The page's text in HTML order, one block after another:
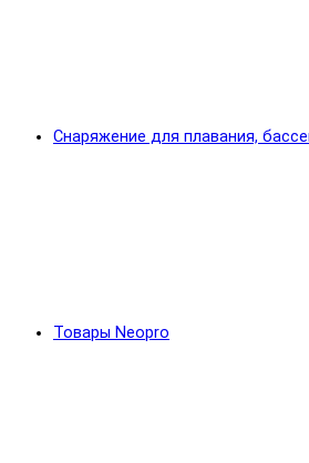
Снаряжение для плавания,
Товары Neopro